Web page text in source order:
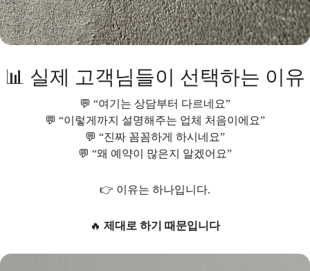
📊 실제 고객님들이 선택하는 이유
💬 “여기는 상담부터 다르네요”
💬 “이렇게까지 설명해주는 업체 처음이에요”
💬 “진짜 꼼꼼하게 하시네요”
💬 “왜 예약이 많은지 알겠어요”
👉 이유는 하나입니다.
🔥 제대로 하기 때문입니다